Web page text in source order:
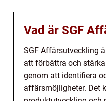
Vad är SGF
SGF Affärsutveckling
att förbättra och
genom att identifiera
affärsmöjligheter. Det